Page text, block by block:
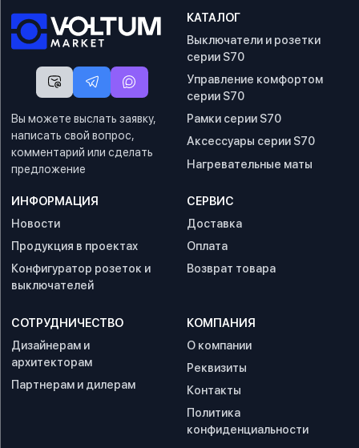
Вы можете выслать заявку,
написать свой вопрос,
комментарий или сделать
предложение
КАТАЛОГ
Выключатели и розетки
серии S70
Управление комфортом
серии S70
Рамки серии S70
Аксессуары серии S70
Нагревательные маты
ИНФОРМАЦИЯ
Новости
Продукция в проектах
Конфигуратор розеток и
выключателей
СЕРВИС
Доставка
Оплата
Возврат товара
СОТРУДНИЧЕСТВО
Дизайнерам и
архитекторам
Партнерам и дилерам
КОМПАНИЯ
О компании
Реквизиты
Контакты
Политика
конфиденциальности